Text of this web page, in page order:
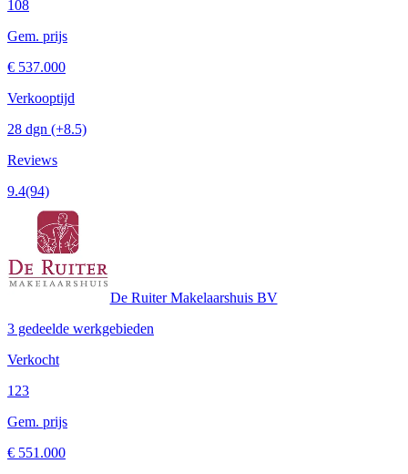
108
Gem. prijs
€ 537.000
Verkooptijd
28 dgn (+8.5)
Reviews
9.4(94)
De Ruiter Makelaarshuis BV
3 gedeelde werkgebieden
Verkocht
123
Gem. prijs
€ 551.000